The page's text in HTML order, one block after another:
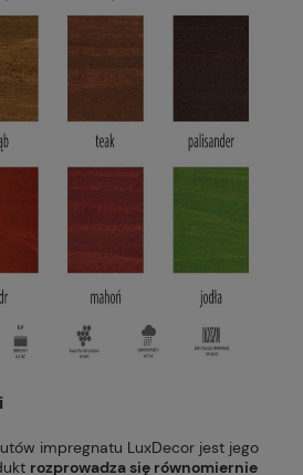
impregnatu LuxDecor jest jego
rozprowadza się równomiernie